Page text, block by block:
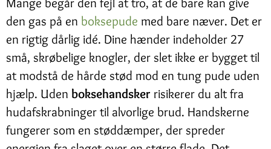
den gas på en boksepude med bare næver. Det er
en rigtig dårlig idé. Dine hænder indeholder 27
små, skrøbelige knogler, der slet ikke er bygget til
at modstå de hårde stød mod en tung pude uden
hjælp. Uden boksehandsker risikerer du alt fra
hudafskrabninger til alvorlige brud. Handskerne
fungerer som en støddæmper, der spreder